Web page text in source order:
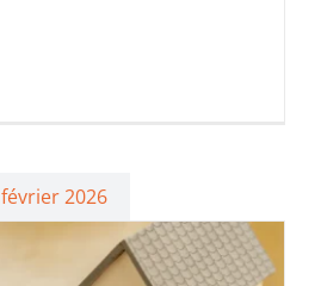
février 2026